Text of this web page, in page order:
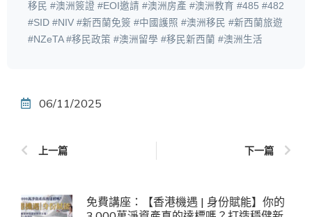
移民 #澳洲簽證 #EOI邀請 #澳洲房產 #澳洲教育 #485 #482
#SID #NIV #新西蘭免簽 #中國護照 #澳洲移民 #新西蘭旅遊
#NZeTA #移民政策 #澳洲留學 #移民新西蘭 #澳洲生活
06/11/2025
上一篇 下一篇
免費講座：【香港機遇 | 身份賦能】你的